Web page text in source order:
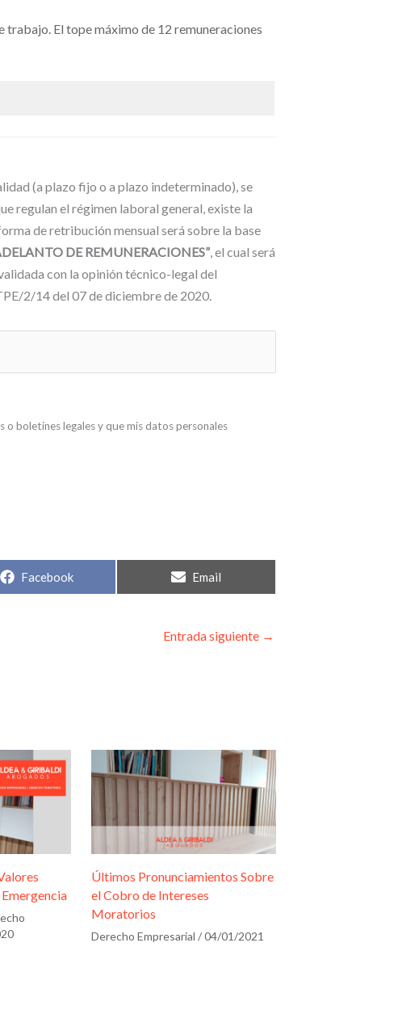
trabajo. El tope máximo de 12 remuneraciones
(a plazo fijo o a plazo indeterminado), se
regulan el régimen laboral general, existe la
de retribución mensual será sobre la base
DE REMUNERACIONES”, el cual será
con la opinión técnico-legal del
2/14 del 07 de diciembre de 2020.
boletines legales y que mis datos personales
Facebook Email
Entrada siguiente →
Últimos Pronunciamientos Sobre
el Cobro de Intereses
Moratorios
Derecho Empresarial /04/01/2021